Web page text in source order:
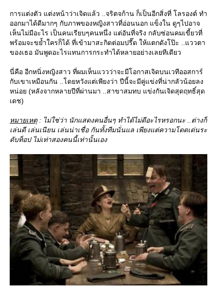
การแต่งตัว แต่งหน้าว่าเจิดแล้ว ..จริตจก้าน ก็เป็นอีกสิ่งที่ โลรองต์ ทำ
ออกมาได้ดีมากๆ กับภาพของหญิงสาวที่อ่อนนอก แข็งใน ดูๆไปอาจ
เห็นไม่มีอะไร เป็นคนเรียบๆคนหนึ่ง แต่อันที่จริง กลับซ่อนคมเขี้ยวที่
พร้อมจะขย้ำใครก็ได้ ที่เข้ามาสะกิดต่อมปรี๊ด ให้แตกดังโป๊ะ ..แววตา
ของเธอ มันพูดอะไรแทนการกระทำได้หลายอย่างเลยทีเดียว
นี่คือ อีกหนิ่งหญิงสาว ที่ผมเห็นแววว่าจะมีโอกาสเจิดบนเวทีออสการ์
กับเขาเหมือนกัน ..โดยหวังแต่เพียงว่า ปีนี้จะมีคู่แข่งที่น่ากลัวน้อยลง
หน่อย (หลังจากหลายปีที่ผ่านมา ..สาขาสมทบ แข่งกันเจิดสุดฤทธิ์สุด
เดช)
หมายเหตุ: ไม่ใช่ว่า นักแสดงคนอื่นๆ ทำได้ไม่ดีอะไรหรอกนะ ..ต่างก็
เล่นดี เล่นเนียน เล่นน่าเชื่อ กันทั้งทีมนั่นแล เพียงแต่ความโดดเด่นระ
ดับท็อป ไม่เท่าสองคนนี้เท่านั้นเอง